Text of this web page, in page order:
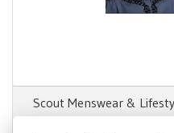
Scout Menswear &